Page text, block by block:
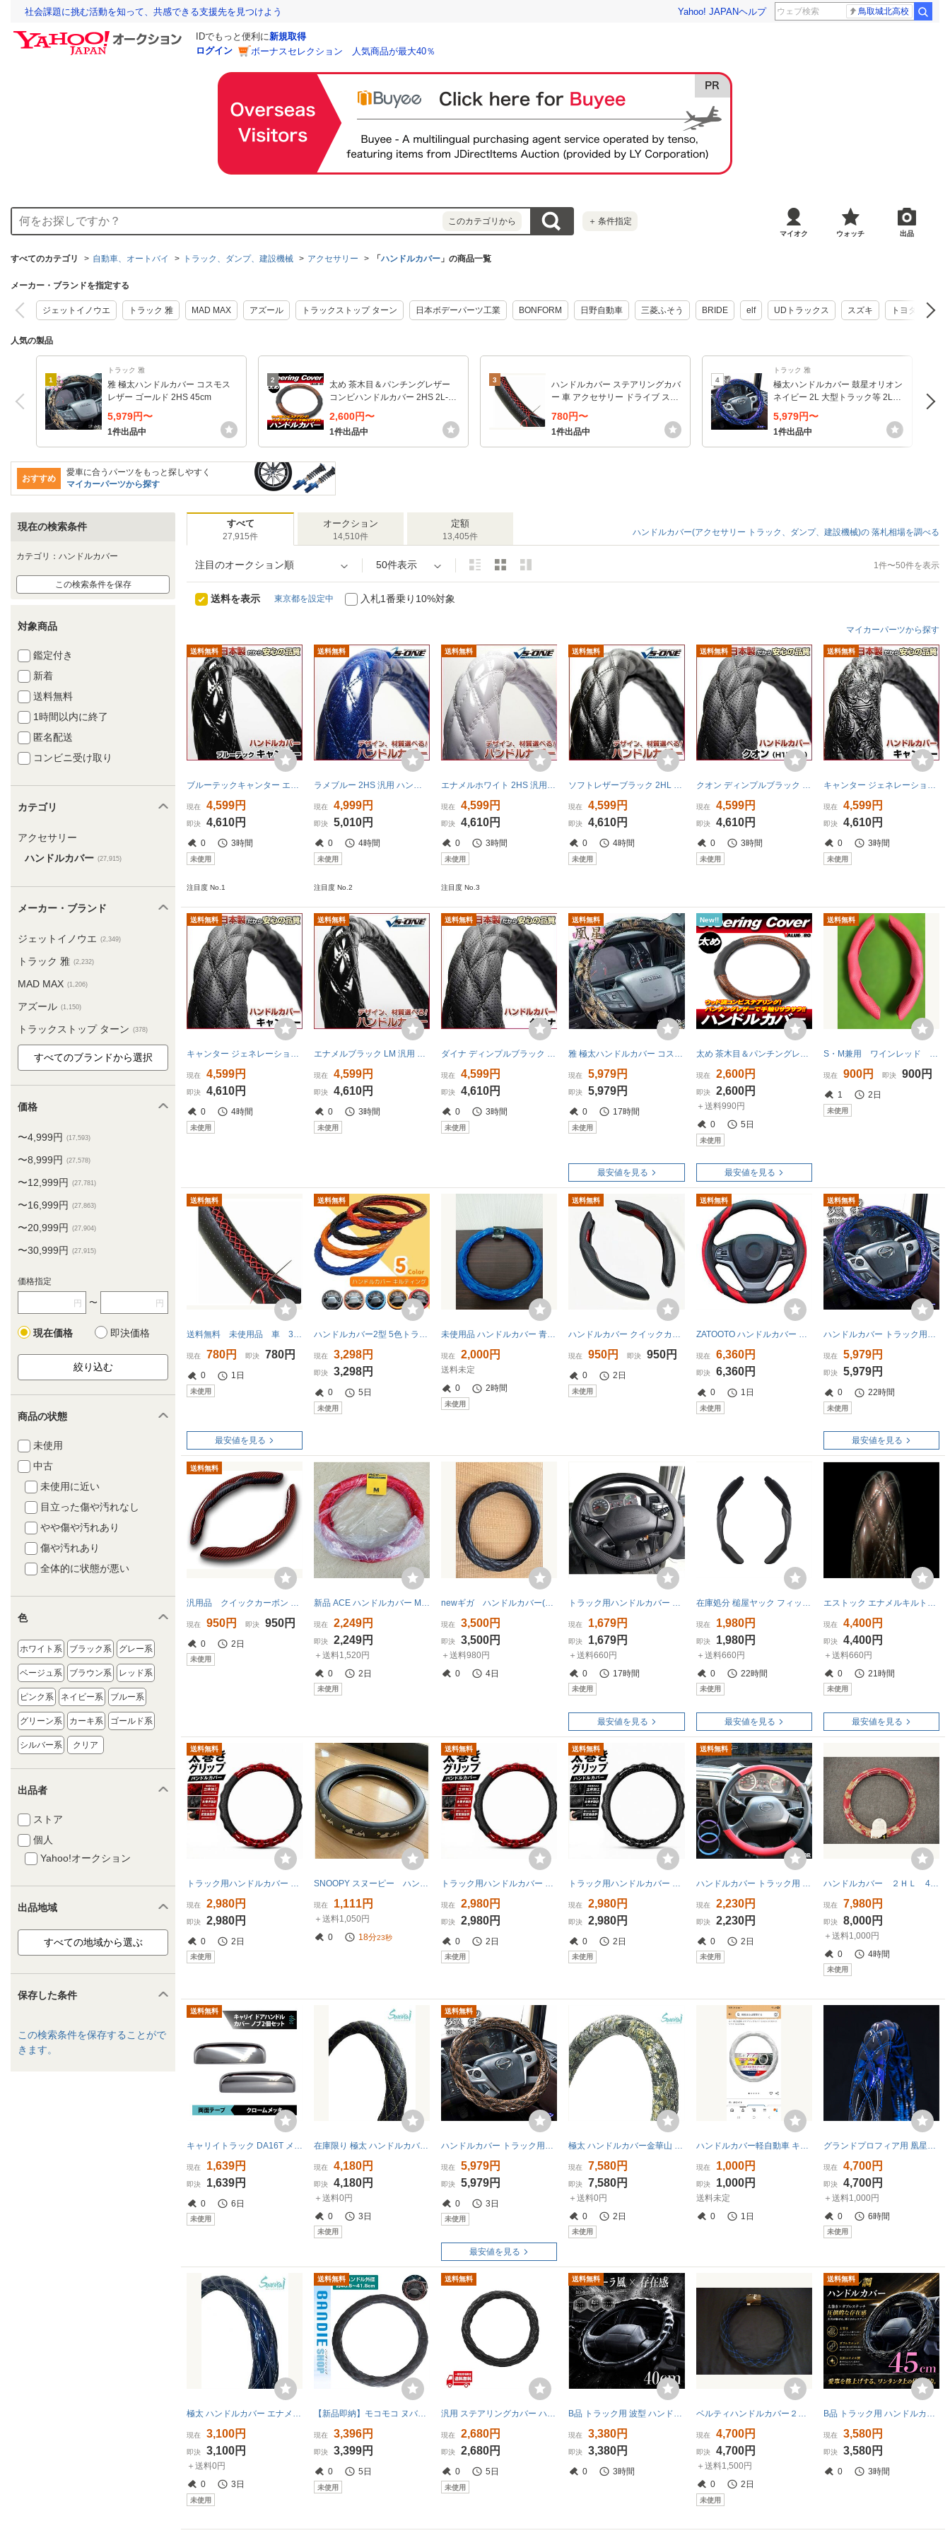
社会課題に挑む活動を知って、共感できる支援先を見つけよう Yahoo! JAPANヘルプ 鳥取城北高校
IDでもっと便利に新規取得
ログイン
ボーナスセレクション 人気商品が最大40％
このカテゴリから ＋ 条件指定
マイオク ウォッチ 出品
すべてのカテゴリ 自動車、オートバイ トラック、ダンプ、建設機械 アクセサリー 「 ハンドルカバー 」の商品一覧
メーカー・ブランドを指定する
ジェットイノウエ トラック 雅 MAD MAX アズール トラックストップ ターン 日本ボデーパーツ工業 BONFORM 日野自動車 三菱ふそう BRIDE elf UDトラックス スズキ トヨタ い
人気の製品
1
トラック 雅
雅 極太ハンドルカバー コスモス
レザー ゴールド 2HS 45cm
5,979円〜
1件出品中
2
太め 茶木目＆パンチングレザー
コンビハンドルカバー 2HS 2L-Ｂ
45cm〜46cm/プロフィア レンジ
ャー スーパーグレート ファイタ
ー コンド
2,600円〜
1件出品中
3
ハンドルカバー ステアリングカバ
ー 車 アクセサリー ドライブ スト
レッチ 滑り止め グリップ ホイー
ル (ブラックxレッド)
780円〜
1件出品中
4
トラック 雅
極太ハンドルカバー 鼓星オリオン
ネイビー 2L 大型トラック等 2Lサ
イズ (46〜47cm) 雅 HC-OR2LNV
5,979円〜
1件出品中
おすすめ
愛車に合うパーツをもっと探しやすく
マイカーパーツから探す
現在の検索条件
カテゴリ：ハンドルカバー
この検索条件を保存
対象商品
鑑定付き
新着
送料無料
1時間以内に終了
匿名配送
コンビニ受け取り
カテゴリ
アクセサリー
ハンドルカバー (27,915)
メーカー・ブランド
ジェットイノウエ (2,349)
トラック 雅 (2,232)
MAD MAX (1,206)
アズール (1,150)
トラックストップ ターン (378)
価格
〜4,999円 (17,593)
〜8,999円 (27,578)
〜12,999円 (27,781)
〜16,999円 (27,863)
〜20,999円 (27,904)
〜30,999円 (27,915)
価格指定
円 〜 円
現在価格 即決価格
商品の状態
未使用
中古
未使用に近い
目立った傷や汚れなし
やや傷や汚れあり
傷や汚れあり
全体的に状態が悪い
色
ホワイト系 ブラック系 グレー系
ベージュ系 ブラウン系 レッド系
ピンク系 ネイビー系 ブルー系
グリーン系 カーキ系 ゴールド系
シルバー系 クリア
出品者
ストア
個人
Yahoo!オークション
出品地域
保存した条件
この検索条件を保存することがで
きます。
すべて
27,915件
オークション
14,510件
定額
13,405件 ハンドルカバー(アクセサリー トラック、ダンプ、建設機械)の 落札相場を調べる
注目のオークション順 50件表示 1件〜50件を表示
送料を表示 東京都を設定中 入札1番乗り10%対象
マイカーパーツから探す
送料無料
ブルーテックキャンター エナメルブラック LS ハンドルカバー ステアリングカバー 日本製 極太 内装品 三菱ふそう 送料無料 沖縄不可 □
現在 4,599円
即決 4,610円
0 3時間
未使用
注目度 No.1
送料無料
ラメブルー 2HS 汎用 ハンドルカバー ステアリングカバー 日本製 極太 内装品 ドレスアップ 送料無料 沖縄発送不可 □
現在 4,999円
即決 5,010円
0 4時間
未使用
注目度 No.2
送料無料
エナメルホワイト 2HS 汎用 ハンドルカバー ステアリングカバー 日本製 極太 内装品 ドレスアップ 即納 送料無料 沖縄発送不可 □
現在 4,599円
即決 4,610円
0 3時間
未使用
注目度 No.3
送料無料
ソフトレザーブラック 2HL 汎用 ハンドルカバー ステアリングカバー 日本製 極太 内装品 ドレスアップ 送料無料 沖縄発送不可 □
現在 4,599円
即決 4,610円
0 4時間
未使用
送料無料
クオン ディンプルブラック 2HS ハンドルカバー ステアリングカバー 日本製 極太 内装品 UDトラックス 即納 送料無料 沖縄発送不可 □
現在 4,599円
即決 4,610円
0 3時間
未使用
送料無料
キャンター ジェネレーションキャンター 和彫ブラック LS ハンドルカバー ステアリングカバー 日本製 極太 内装品 送料無料 沖縄不可 □
現在 4,599円
即決 4,610円
0 3時間
未使用
送料無料
キャンター ジェネレーションキャンター ディンプルブラック LS ハンドルカバー ステアリングカバー 日本製 極太 送料無料 沖縄不可 □
現在 4,599円
即決 4,610円
0 4時間
未使用
送料無料
エナメルブラック LM 汎用 ハンドルカバー ステアリングカバー 日本製 極太 内装品 ドレスアップ 送料無料 沖縄発送不可 □
現在 4,599円
即決 4,610円
0 3時間
未使用
送料無料
ダイナ ディンプルブラック LM ハンドルカバー ステアリングカバー 日本製 極太 内装品 トヨタ TOYOTA 送料無料 沖縄発送不可 □
現在 4,599円
即決 4,610円
0 3時間
未使用
送料無料
雅 極太ハンドルカバー コスモスレザー ゴールド 2HS 45cm
現在 5,979円
即決 5,979円
0 17時間
未使用
最安値を見る
New!!
太め 茶木目＆パンチングレザー コンビハンドルカバー 2HS 2L-Ｂ 45cm～46cm / プロフィア レンジャー スーパーグレート ファイター コンド
現在 2,600円
即決 2,600円
＋送料990円
0
5日
未使用
最安値を見る
送料無料
S・M兼用 ワインレッド ハンドルカバー クイックカーボン ノンスリップ オールシーズン対応仕様 汎用品
現在 900円 即決 900円
1 2日
未使用
送料無料
送料無料 未使用品 車 38cm ハンドルカバー 人工皮革 ステアリング 編み上げタイプ ブラック＆レッド レッドステッチ
現在 780円 即決 780円
0 1日
未使用
最安値を見る
送料無料
ハンドルカバー2型 5色トラック LM-B 2L-B LM-B 41cハンドルカバー 用
現在 3,298円
即決 3,298円
0 5日
未使用
未使用品 ハンドルカバー 青 太巻き エナメル ダイヤカット ブルー Mサイズ
現在 2,000円
送料未定
0
2時間
未使用
送料無料
ハンドルカバー クイックカーボン 取付簡単 ノンスリップ オールシーズン対応仕様 ブラック
現在 950円 即決 950円
0 2日
未使用
送料無料
ZATOOTO ハンドルカバー 軽自動車 シリコーン ｓサイズ レザー おしゃれ 手触りよし ステアリングカバー グリップ感よしt
現在 6,360円
即決 6,360円
0 1日
未使用
送料無料
ハンドルカバー トラック用品 雅 ハンドルカバー 鼓星 オリオン ネイビー 2L HC-OR2LNV
現在 5,979円
即決 5,979円
0 22時間
未使用
最安値を見る
送料無料
現在 950円 即決 950円
0 2日
未使用
現在 2,249円
即決 2,249円
＋送料1,520円
0
2日
未使用
現在 3,500円
即決 3,500円
＋送料980円
0
4日
現在 1,679円
即決 1,679円
＋送料660円
0
17時間
未使用
最安値を見る
現在 1,980円
即決 1,980円
＋送料660円
0
22時間
未使用
最安値を見る
現在 4,400円
即決 4,400円
＋送料660円
0
21時間
未使用
最安値を見る
送料無料
現在 2,980円
即決 2,980円
0 2日
未使用
現在 1,111円
＋送料1,050円
0
18分21秒
送料無料
現在 2,980円
即決 2,980円
0 2日
未使用
送料無料
現在 2,980円
即決 2,980円
0 2日
未使用
送料無料
現在 2,230円
即決 2,230円
0 2日
未使用
ハンドルカバー ２ＨＬ 47cm～48cm ネオプリンセス 赤 レッド
現在 7,980円
即決 8,000円
＋送料1,000円
0
4時間
未使用
送料無料
キャリイトラック DA16T メッキ ドア ハンドル カバー ノブ 2個 18時まで即日出荷 車種専用設計
現在 1,639円
即決 1,639円
0 6日
未使用
在庫限り 極太 ハンドルカバー 和彫り 菊王ブラック イエローシングルステッチ 2HL 47～48cm ステアリングカバー 日本製 黒 和柄 おしゃれ
現在 4,180円
即決 4,180円
＋送料0円
0
3日
未使用
送料無料
ハンドルカバー トラック用品 雅 ハンドルカバー 鼓星 オリオン ブラウン 2HS HC-OR2HSBR
現在 5,979円
即決 5,979円
0 3日
未使用
最安値を見る
極太 ハンドルカバー金華山 花かごグリーン ダブルステッチ S M LS LM LL 2HS 2HM 2HL 緑 ビニール巻き ステアリングカバー 糸色変更可
現在 7,580円
即決 7,580円
＋送料0円
0
2日
未使用
ハンドルカバー軽自動車 キルティング
現在 1,000円
即決 1,000円
送料未定
0
1日
グランドプロフィア用 凰星 コスモスレザー 極太ハンドルカバー ネイビー
現在 4,700円
即決 4,700円
＋送料1,000円
0
6時間
未使用
極太 ハンドルカバー エナメルネイビー シルバーダブルステッチ 2HL 47～48cm 青 紫 艶々 エナメル ステアリングカバー 日本製 おしゃれ
現在 3,100円
即決 3,100円
＋送料0円
0
3日
未使用
送料無料
【新品即納】モコモコ ヌバック調 スェード 艶消し ダブルステッチ トラック ハンドルカバー ブラック×黒糸 Sサイズ いすゞ 2t 07エルフ
現在 3,396円
即決 3,399円
0 5日
未使用
送料無料
汎用 ステアリングカバー ハンドルカバー 40cm ブラック エナメル ダブルステッチ 黒 トラック NEWエルフ 07エルフ キャンター
現在 2,680円
即決 2,680円
0 5日
未使用
送料無料
B品 トラック用 波型 ハンドルカバー 40cm ML-B | 細巻 ツヤ有 黒色 | 検品落ち品 | ふそう トラック キャンター ステアリング A-⑦
現在 3,380円
即決 3,380円
0 3時間
ベルティハンドルカバー２ＨＬ ブラック/ブルー
現在 4,700円
即決 4,700円
＋送料1,500円
0
2日
未使用
送料無料
B品 トラック用 ハンドルカバー 45cm 2HS-B | エナメル調 キルト 細巻 ダブルステッチ | 検品落ち品 | 17プロフィア 17レンジャー A-③
現在 3,580円
即決 3,580円
0 3時間